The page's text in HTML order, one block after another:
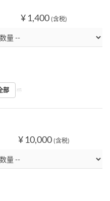
¥ 1,400 (含税)
接受。
部
¥ 10,000 (含税)